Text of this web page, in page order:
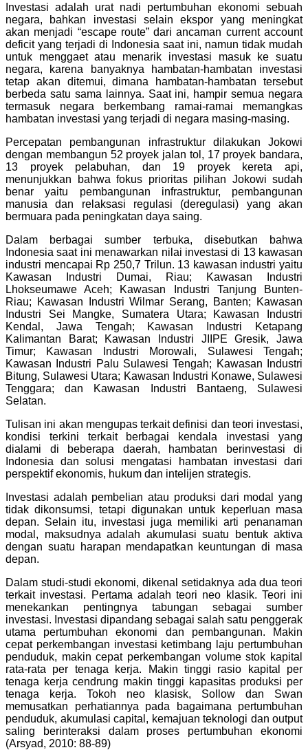
Investasi adalah urat nadi pertumbuhan ekonomi sebuah
negara, bahkan investasi selain ekspor yang meningkat
akan menjadi “escape route” dari ancaman current account
deficit yang terjadi di Indonesia saat ini, namun tidak mudah
untuk menggaet atau menarik investasi masuk ke suatu
negara, karena banyaknya hambatan-hambatan investasi
tetap akan ditemui, dimana hambatan-hambatan tersebut
berbeda satu sama lainnya. Saat ini, hampir semua negara
termasuk negara berkembang ramai-ramai memangkas
hambatan investasi yang terjadi di negara masing-masing.
Percepatan pembangunan infrastruktur dilakukan Jokowi
dengan membangun 52 proyek jalan tol, 17 proyek bandara,
13 proyek pelabuhan, dan 19 proyek kereta api,
menunjukkan bahwa fokus prioritas pilihan Jokowi sudah
benar yaitu pembangunan infrastruktur, pembangunan
manusia dan relaksasi regulasi (deregulasi) yang akan
bermuara pada peningkatan daya saing.
Dalam berbagai sumber terbuka, disebutkan bahwa
Indonesia saat ini menawarkan nilai investasi di 13 kawasan
industri mencapai Rp 250,7 Trilun. 13 kawasan industri yaitu
Kawasan Industri Dumai, Riau; Kawasan Industri
Lhokseumawe Aceh; Kawasan Industri Tanjung Bunten-
Riau; Kawasan Industri Wilmar Serang, Banten; Kawasan
Industri Sei Mangke, Sumatera Utara; Kawasan Industri
Kendal, Jawa Tengah; Kawasan Industri Ketapang
Kalimantan Barat; Kawasan Industri JIIPE Gresik, Jawa
Timur; Kawasan Industri Morowali, Sulawesi Tengah;
Kawasan Industri Palu Sulawesi Tengah; Kawasan Industri
Bitung, Sulawesi Utara; Kawasan Industri Konawe, Sulawesi
Tenggara; dan Kawasan Industri Bantaeng, Sulawesi
Selatan.
Tulisan ini akan mengupas terkait definisi dan teori investasi,
kondisi terkini terkait berbagai kendala investasi yang
dialami di beberapa daerah, hambatan berinvestasi di
Indonesia dan solusi mengatasi hambatan investasi dari
perspektif ekonomis, hukum dan intelijen strategis.
Investasi adalah pembelian atau produksi dari modal yang
tidak dikonsumsi, tetapi digunakan untuk keperluan masa
depan. Selain itu, investasi juga memiliki arti penanaman
modal, maksudnya adalah akumulasi suatu bentuk aktiva
dengan suatu harapan mendapatkan keuntungan di masa
depan.
Dalam studi-studi ekonomi, dikenal setidaknya ada dua teori
terkait investasi. Pertama adalah teori neo klasik. Teori ini
menekankan pentingnya tabungan sebagai sumber
investasi. Investasi dipandang sebagai salah satu penggerak
utama pertumbuhan ekonomi dan pembangunan. Makin
cepat perkembangan investasi ketimbang laju pertumbuhan
penduduk, makin cepat perkembangan volume stok kapital
rata-rata per tenaga kerja. Makin tinggi rasio kapital per
tenaga kerja cendrung makin tinggi kapasitas produksi per
tenaga kerja. Tokoh neo klasisk, Sollow dan Swan
memusatkan perhatiannya pada bagaimana pertumbuhan
penduduk, akumulasi capital, kemajuan teknologi dan output
saling berinteraksi dalam proses pertumbuhan ekonomi
(Arsyad, 2010: 88-89)